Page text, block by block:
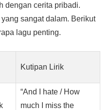
dengan cerita pribadi.
sangat dalam. Berikut
lagu penting.
Kutipan Lirik
“And I hate / How
much I miss the